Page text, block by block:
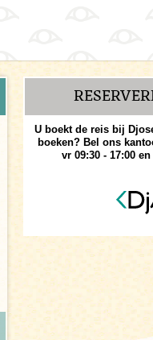
U boekt de reis bij
boeken? Bel ons
vr 09:30 - 17:00